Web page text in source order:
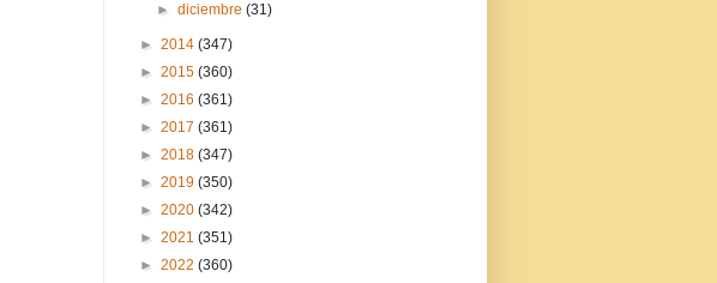
►diciembre(31)
► 2014 (347)
► 2015 (360)
► 2016 (361)
► 2017 (361)
► 2018 (347)
► 2019 (350)
► 2020 (342)
► 2021 (351)
► 2022 (360)